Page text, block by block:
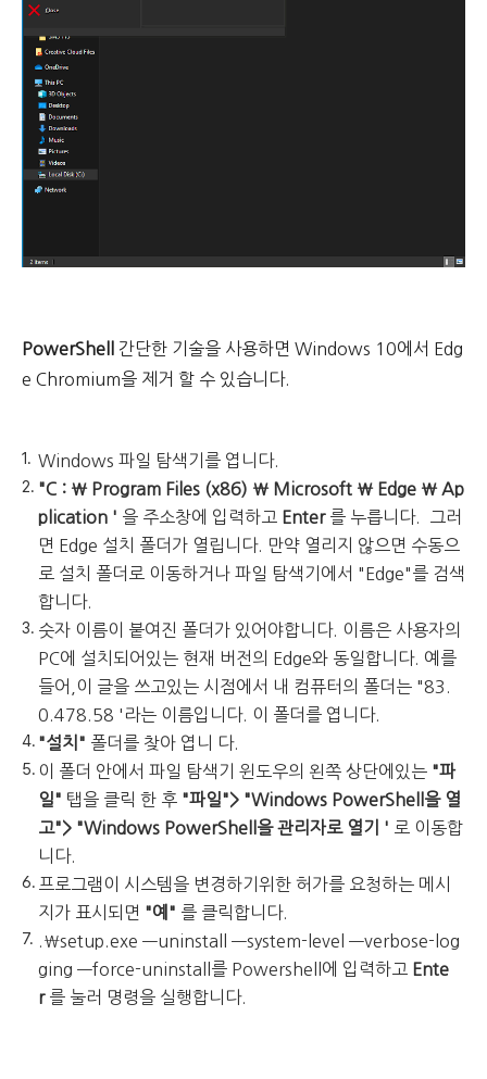
PowerShell
간단한 기술을 사용하면 Windows 10에서 Edg
e Chromium을 제거 할 수 있습니다.
Windows 파일 탐색기를 엽니다.
"C : \ Program Files (x86) \ Microsoft \ Edge \ Ap
plication ' 을 주소창에 입력하고 Enter를 누릅니다.
그러
면 Edge 설치 폴더가 열립니다. 만약 열리지 않으면 수동으
로 설치 폴더로 이동하거나 파일 탐색기에서 "Edge"를 검색
합니다.
숫자 이름이 붙여진 폴더가 있어야합니다. 이름은 사용자의
PC에 설치되어있는 현재 버전의 Edge와 동일합니다. 예를
들어,이 글을 쓰고있는 시점에서 내 컴퓨터의 폴더는 "83.
0.478.58 '라는 이름입니다. 이 폴더를 엽니다.
"설치" 폴더를 찾아 엽니 다.
이 폴더 안에서 파일 탐색기 윈도우의 왼쪽 상단에있는 "파
일" 탭을 클릭 한 후 "파일"> "Windows PowerShell을 열
고"> "Windows PowerShell을 관리자로 열기 ' 로 이동합
니다.
프로그램이 시스템을 변경하기위한 허가를 요청하는 메시
지가 표시되면 "예" 를 클릭합니다.
.\setup.exe ―uninstall ―system-level ―verbose-log
ging ―force-uninstall를 Powershell에 입력하고 Ente
r를 눌러 명령을 실행합니다.